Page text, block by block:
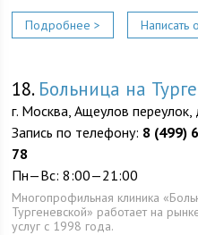
Подробнее > Написать
18. Больница на
г. Москва, Ащеулов переулок,
Запись по телефону: 8 (499)
78
Пн—Вс: 8:00—21:00
Многопрофильная клиника
Тургеневской» работает на
услуг с 1998 года.